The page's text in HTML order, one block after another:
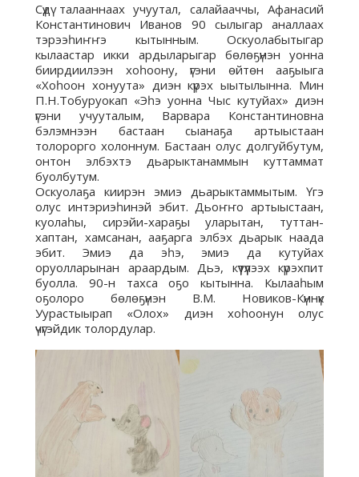
Сүдү талааннаах учуутал, салайааччы, Афанасий
Константинович Иванов 90 сылыгар аналлаах
тэрээһиҥҥэ кытынным. Оскуолабытыгар
кылаастар икки ардыларыгар бөлөҕүнэн уонна
биирдиилээн хоһоону, үгэни өйтөн ааҕыыга
«Хоһоон хонуута» диэн күрэх ыытылынна. Мин
П.Н.Тобуруокап «Эһэ уонна Чыс кутуйах» диэн
үгэни учууталым, Варвара Константиновна
бэлэмнээн бастаан сыанаҕа артыыстаан
толорорго холоннум. Бастаан олус долгуйбутум,
онтон элбэхтэ дьарыктанаммын куттаммат
буолбутум.
Оскуолаҕа киирэн эмиэ дьарыктаммытым. Үгэ
олус интэриэһинэй эбит. Дьоҥҥо артыыстаан,
куолаһы, сирэйи-хараҕы уларытан, туттан-
хаптан, хамсанан, ааҕарга элбэх дьарык наада
эбит. Эмиэ да эһэ, эмиэ да кутуйах
оруолларынан араардым. Дьэ, күүтүүлээх күрэхпит
буолла. 90-н тахса оҕо кытынна. Кылааһым
оҕолоро бөлөҕүнэн В.М. Новиков-Күннүк
Уурастыырап «Олох» диэн хоһоонун олус
үчүгэйдик толордулар.